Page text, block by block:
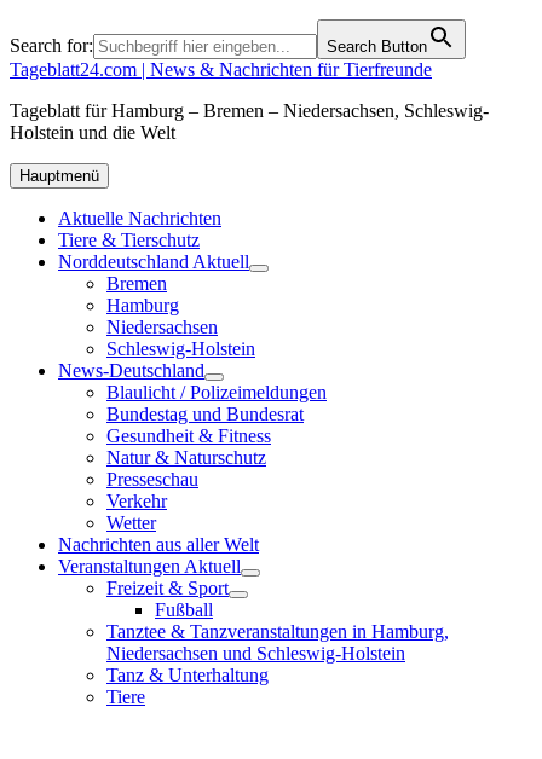
Search for: Search Button
Tageblatt24.com | News & Nachrichten für Tierfreunde
Tageblatt für Hamburg – Bremen – Niedersachsen, Schleswig-
Holstein und die Welt
Hauptmenü
Aktuelle Nachrichten
Tiere & Tierschutz
Norddeutschland Aktuell
Bremen
Hamburg
Niedersachsen
Schleswig-Holstein
News-Deutschland
Blaulicht / Polizeimeldungen
Bundestag und Bundesrat
Gesundheit & Fitness
Natur & Naturschutz
Presseschau
Verkehr
Wetter
Nachrichten aus aller Welt
Veranstaltungen Aktuell
Freizeit & Sport
Fußball
Tanztee & Tanzveranstaltungen in Hamburg,
Niedersachsen und Schleswig-Holstein
Tanz & Unterhaltung
Tiere